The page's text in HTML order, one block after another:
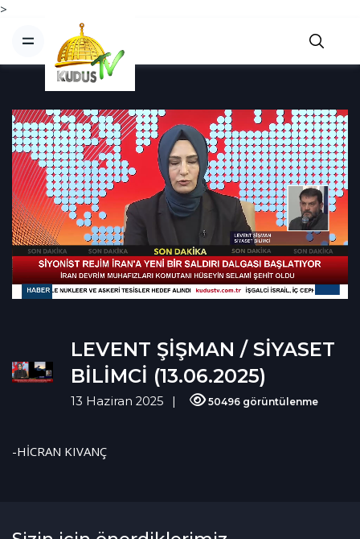
>
LEVENT ŞİŞMAN / SİYASET
BİLİMCİ (13.06.2025)
13 Haziran 2025 50496 görüntülenme
-HİCRAN KIVANÇ